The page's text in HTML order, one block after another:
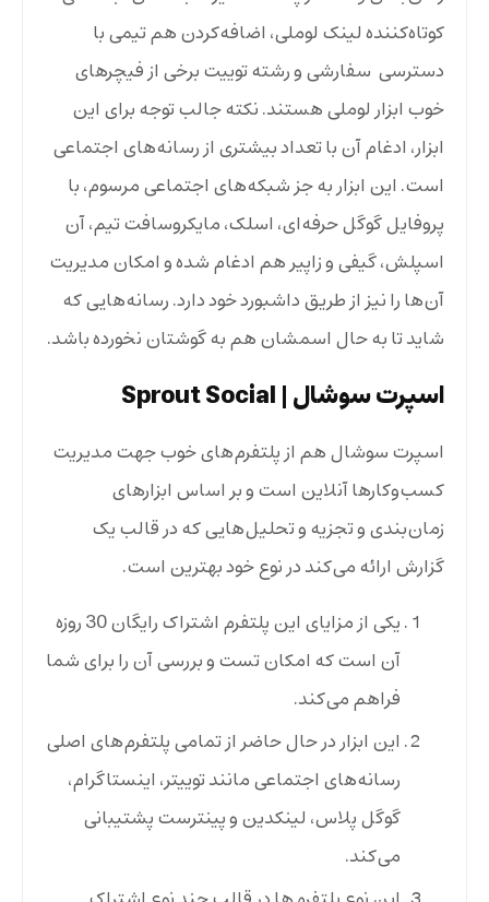
کوتاه‌کننده لینک لوملی، اضافه‌کردن هم تیمی با
دسترسی سفارشی و رشته توییت برخی از فیچرهای
خوب ابزار لوملی هستند. نکته جالب توجه برای این
ابزار، ادغام آن با تعداد بیشتری از رسانه‌های اجتماعی
است. این ابزار به جز شبکه‌های اجتماعی مرسوم، با
پروفایل گوگل حرفه‌ای، اسلک، مایکروسافت تیم، آن
اسپلش، گیفی و زاپیر هم ادغام شده و امکان مدیریت
آن‌ها را نیز از طریق داشبورد خود دارد. رسانه‌هایی که
شاید تا به حال اسمشان هم به گوشتان نخورده باشد.
اسپرت سوشال| Sprout Social
اسپرت سوشال هم از پلتفرم‌های خوب جهت مدیریت
کسب‌وکارها آنلاین است و بر اساس ابزارهای
زمان‌بندی و تجزیه و تحلیل‌هایی که در قالب یک
گزارش ارائه می‌کند در نوع خود بهترین است.
یکی از مزایای این پلتفرم اشتراک رایگان 30 روزه
آن است که امکان تست و بررسی آن را برای شما
فراهم می‌کند.
این ابزار در حال حاضر از تمامی پلتفرم‌های اصلی
رسانه‌های اجتماعی مانند توییتر،‌ اینستاگرام،‌
گوگل پلاس،‌ لینکدین و پینترست پشتیبانی
می‌کند.